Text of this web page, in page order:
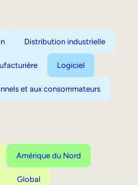
Distribution industrielle
Logiciel
et aux consommateurs
Amérique du Nord
Global